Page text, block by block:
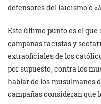
defensores del laicismo o «
Este último punto es el
campañas racistas y
extraoficiales de los
por supuesto, contra los
hablar de los musulmanes
campañas consideran que